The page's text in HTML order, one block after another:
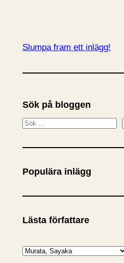
Slumpa fram ett inlägg!
Sök på bloggen
S
k
Populära inlägg
Lästa författare
K